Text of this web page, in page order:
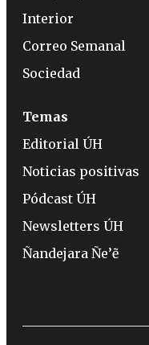
Interior
Correo Semanal
Sociedad
Temas
Editorial ÚH
Noticias positivas
Pódcast ÚH
Newsletters ÚH
Ñandejara Ñe’ẽ